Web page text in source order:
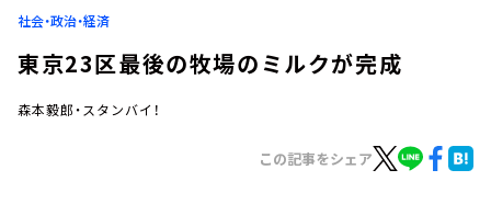
社会・政治・経済
東京23区最後の牧場のミルクが完成
森本毅郎・スタンバイ！
この記事をシェア